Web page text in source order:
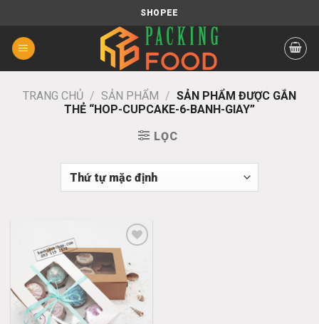
nội
dung
SHOPEE
TRANG CHỦ / SẢN PHẨM / SẢN PHẨM ĐƯỢC GẮN
THẺ “HOP-CUPCAKE-6-BANH-GIAY”
LỌC
to
wishlist